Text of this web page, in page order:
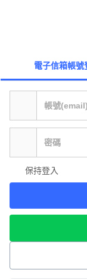
電子信箱帳號
保持登入